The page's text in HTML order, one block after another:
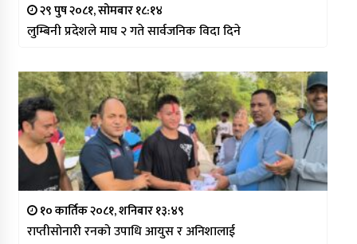
२९ पुष २०८१, सोमबार १८:१४
लुम्बिनी प्रदेशले माघ २ गते सार्वजनिक विदा दिने
१० कार्तिक २०८१, शनिबार १३:४९
राप्तीसोनारी रनको उपाधि आयुस र अनिशालाई